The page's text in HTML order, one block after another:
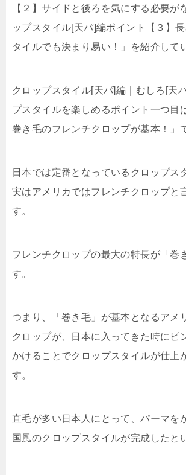
【２】サイドと後ろを気にする必要が
ップスタイル[天パ]編ポイント【３】
タイルでも決まり易い！」を紹介して
クロップスタイル[天パ]編｜むしろ[天
プスタイルを楽しめるポイント一つ目
巻き毛のフレンチクロップが基本！」
日本では定番となっているクロップス
実はアメリカではフレンチクロップと
す。
フレンチクロップの最大の特長が「巻
す。
つまり、「巻き毛」が基本となるアメ
クロップが、日本に入ってきた時にピ
かけることでクロップスタイルが仕上
す。
直毛が多い日本人にとって、パーマを
国風のクロップスタイルが完成したと